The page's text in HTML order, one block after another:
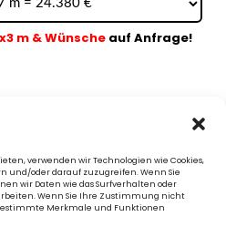
verwenden wir Technologien wie Cookies,
und/oder darauf zuzugreifen. Wenn Sie
wir Daten wie das Surfverhalten oder
Wenn Sie Ihre Zustimmung nicht
Merkmale und Funktionen
m & Wünsche auf Anfrage!
fürs Design